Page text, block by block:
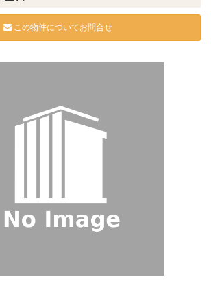
この物件についてお問合せ